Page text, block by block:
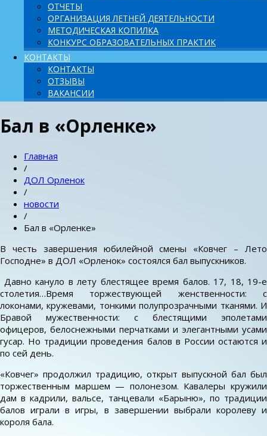
ОТЧЕТЫ
ОРГАНИЗАЦИЯ ЛЕТНЕЙ ДЕЯТЕЛЬНОСТИ
МЕТОДИЧЕСКАЯ КОПИЛКА
КОНКУРС ОБРАЗОВАТЕЛЬНЫХ ПРАКТИК
КОНТАКТЫ
КОНТАКТЫ
ОТЗЫВЫ
ВАКАНСИИ
Бал в «Орленке»
Главная
/
ДОЛ Орленок
/
новости
/
Бал в «Орленке»
В честь завершения юбилейной смены «Ковчег – Лето
Господне» в ДОЛ «Орленок» состоялся бал выпускников.
Давно кануло в лету блестящее время балов. 17, 18, 19-е
столетия…Время торжествующей женственности: с
локонами, кружевами, тонкими полупрозрачными тканями. И
Бравой мужественности: с блестящими эполетами
офицеров, белоснежными перчатками и элегантными усами
гусар. Но традиции проведения балов в России остаются и
по сей день.
«Ковчег» продолжил традицию, открыт выпускной бал был
торжественным маршем — полонезом. Кавалеры кружили
дам в кадрили, вальсе, танцевали «Барыню», по традиции
балов играли в игры, в завершении выбрали королеву и
короля бала.